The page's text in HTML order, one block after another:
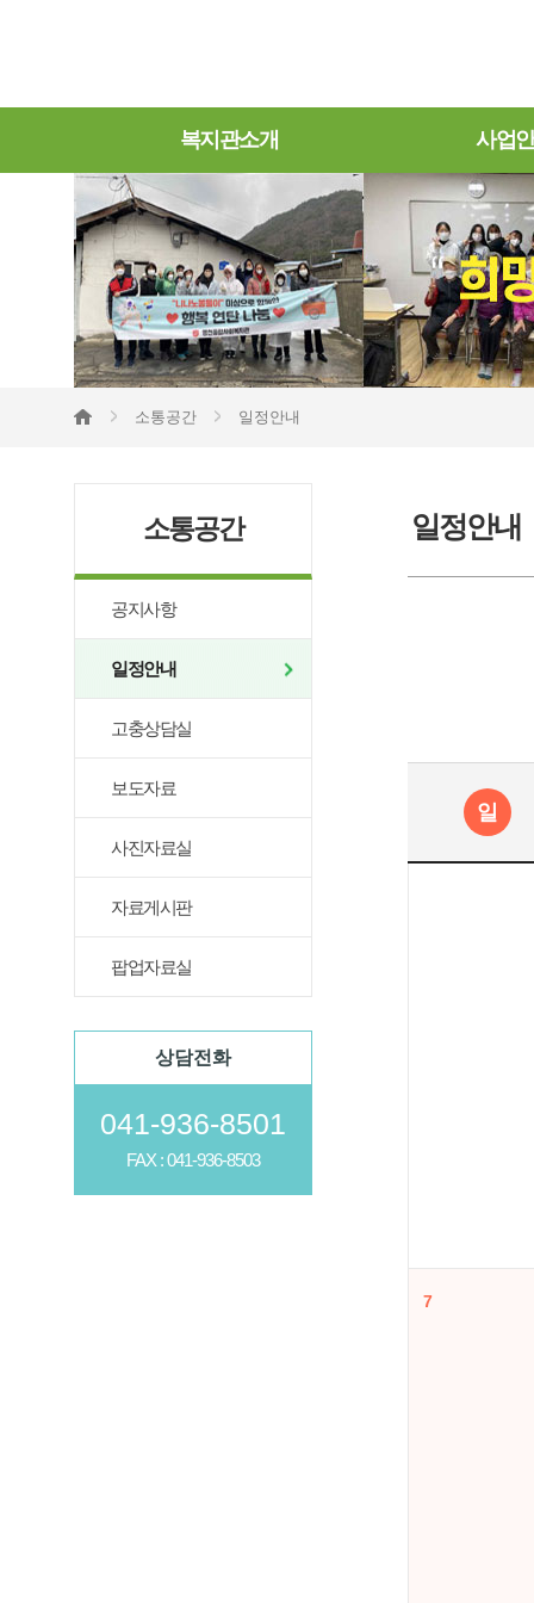
복지관소개 사업
소통공간 일정안내
소통공간
공지사항
일정안내
고충상담실
보도자료
사진자료실
자료게시판
팝업자료실
상담전화
041-936-8501
FAX : 041-936-8503
일정안내
일
7